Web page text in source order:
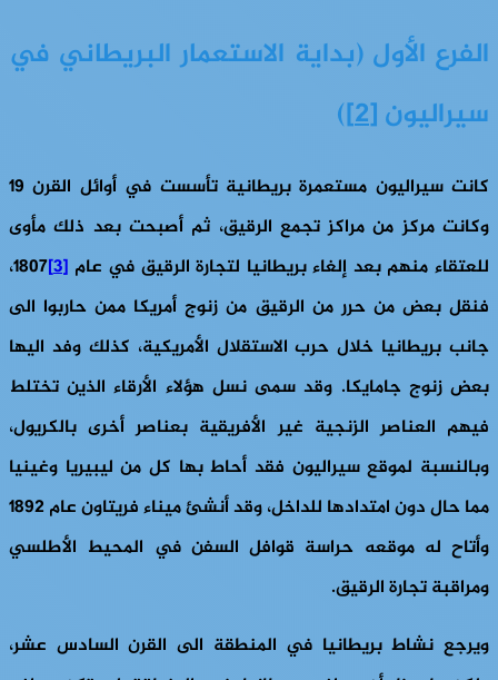
الفرع الأول (بداية الاستعمار البريطاني في
سيراليون [2]
)
كانت سيراليون مستعمرة بريطانية تأسست في أوائل القرن 19
وكانت مركز من مراكز تجمع الرقيق، ثم أصبحت بعد ذلك مأوى
للعتقاء منهم بعد إلغاء بريطانيا لتجارة الرقيق في عام [3]
1807،
فنقل بعض من حرر من الرقيق من زنوج أمريكا ممن حاربوا الى
جانب بريطانيا خلال حرب الاستقلال الأمريكية، كذلك وفد اليها
بعض زنوج جامايكا. وقد سمى نسل هؤلاء الأرقاء الذين تختلط
فيهم العناصر الزنجية غير الأفريقية بعناصر أخرى بالكريول،
وبالنسبة لموقع سيراليون فقد أحاط بها كل من ليبيريا وغينيا
مما حال دون امتدادها للداخل، وقد أنشئ ميناء فريتاون عام 1892
وأتاح له موقعه حراسة قوافل السفن في المحيط الأطلسي
ومراقبة تجارة الرقيق.
ويرجع نشاط بريطانيا في المنطقة الى القرن السادس عشر،